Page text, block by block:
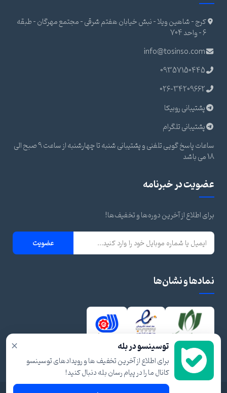
کرج - شاهین ویلا - نبش خیابان هفتم شرقی - مجتمع مهرگان - طبقه
6 - واحد 704
info@tosinso.com
09357150445
026-34209662
پشتیبانی روبیکا
پشتیبانی تلگرام
ساعات پاسخ گویی تلفنی و پشتیبانی شنبه تا چهارشنبه از ساعت 9 صبح الی
18 می باشد
عضویت در خبرنامه
برای اطلاع از آخرین دوره‌ها و تخفیف‌ها!
عضویت
نمادها و نشان‌ها
× توسینسو در بله
برای اطلاع از آخرین تخفیف ها و رویدادهای توسینسو
کانال ما را در پیام رسان بله دنبال کنید!